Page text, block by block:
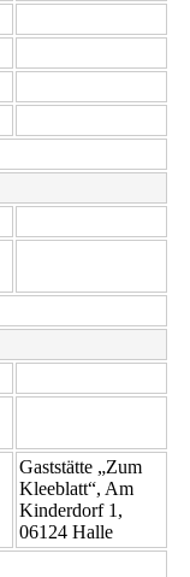
Gaststätte „Zum
Kleeblatt“, Am
Kinderdorf 1,
06124 Halle